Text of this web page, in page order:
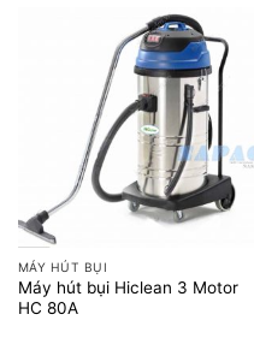
MÁY HÚT BỤI
Máy hút bụi Hiclean 3 Motor
HC 80A